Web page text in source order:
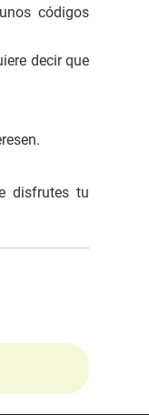
códigos
decir que
disfrutes tu